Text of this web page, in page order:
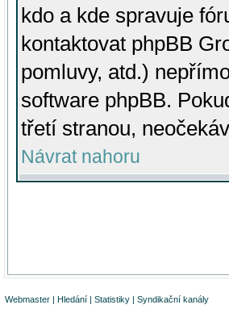
kdo a kde spravuje
kontaktovat phpBB
pomluvy, atd.)
software phpBB.
třetí stranou,
Návrat nahoru
Webmaster | Hledání | Statistiky | Syndikační kanály